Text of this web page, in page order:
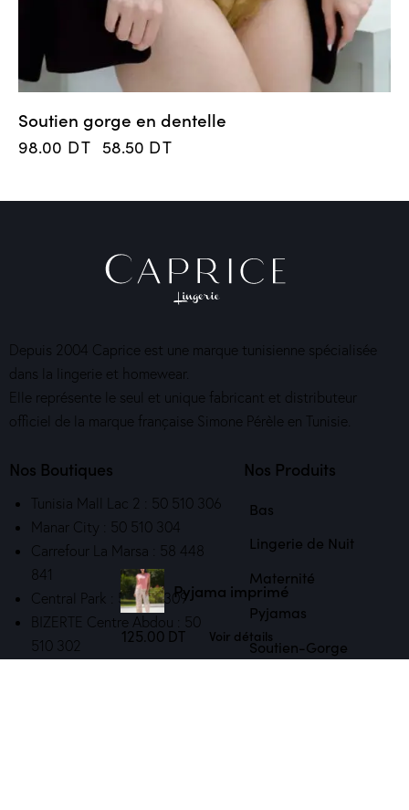
Soutien gorge en dentelle
98.00 DT 58.50 DT
Depuis 2004 Caprice est une marque tunisienne spécialisée
dans la lingerie et homewear.
Elle représente le seul et unique fabricant et distributeur
officiel de la marque française Simone Pérèle en Tunisie.
Nos Boutiques
Tunisia Mall Lac 2 : 50 510 306
Manar City : 50 510 304
Carrefour La Marsa : 58 448
841
Central Park : 50 510 309
BIZERTE Centre Abdou : 50
510 302
Nos Produits
Bas
Lingerie de Nuit
Maternité
Pyjamas
Soutien-Gorge
Pyjama imprimé
125.00 DT Voir détails